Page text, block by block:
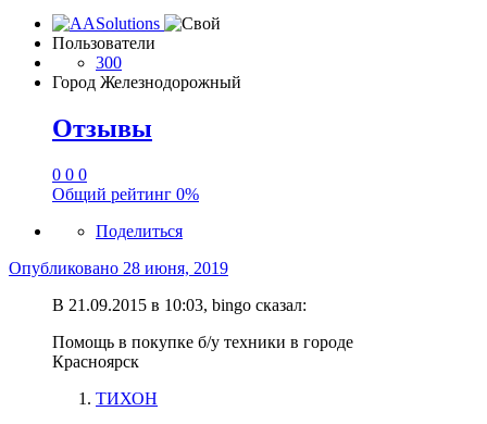
Пользователи
300
Город Железнодорожный
Отзывы
0 0 0
Общий рейтинг 0%
Поделиться
Опубликовано 28 июня, 2019
В 21.09.2015 в 10:03, bingo сказал:
Помощь в покупке б/у техники в городе
Красноярск
ТИХОН